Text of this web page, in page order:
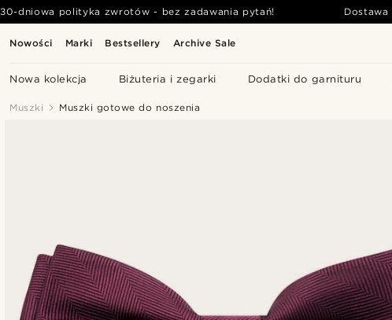
Nowości Marki Bestsellery Archive Sale
Nowa kolekcja Biżuteria i zegarki Dodatki do garnituru
30-dniowa polityka zwrotów - bez zadawania pytań! Dostawa
Muszki Muszki gotowe do noszenia